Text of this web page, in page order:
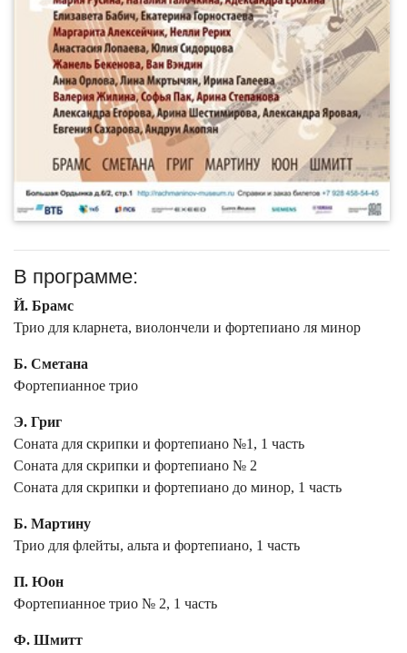
В программе:
Й. Брамс
Трио для кларнета, виолончели и фортепиано ля минор
Б. Сметана
Фортепианное трио
Э. Григ
Соната для скрипки и фортепиано №1, 1 часть
Соната для скрипки и фортепиано № 2
Соната для скрипки и фортепиано до минор, 1 часть
Б. Мартину
Трио для флейты, альта и фортепиано, 1 часть
П. Юон
Фортепианное трио № 2, 1 часть
Ф. Шмитт